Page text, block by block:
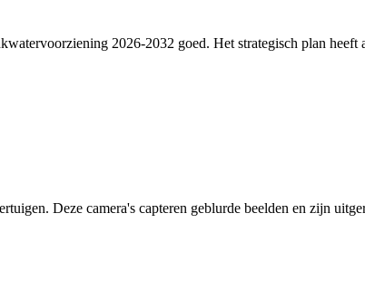
2026-2032 goed. Het strategisch plan
Deze camera's capteren geblurde beelden en zijn